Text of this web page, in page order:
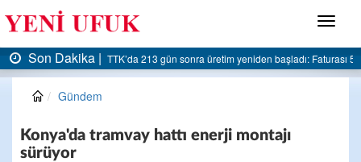
Menü
5 milyar liraya dayandı
Son Dakika |AK Parti Ereğli İlçe Başkanlığı’ndan belediyeye
Gündem
Konya'da tramvay hattı enerji montajı
sürüyor